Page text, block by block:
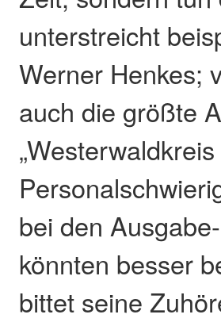
unterstreicht
Werner Henkes;
auch die größte
bei den
könnten besser
bittet seine